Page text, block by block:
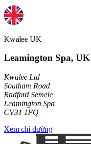
Kwalee UK
Leamington Spa, UK
Kwalee Ltd
Southam Road
Radford Semele
Leamington Spa
CV31 1FQ
Xem chỉ đường